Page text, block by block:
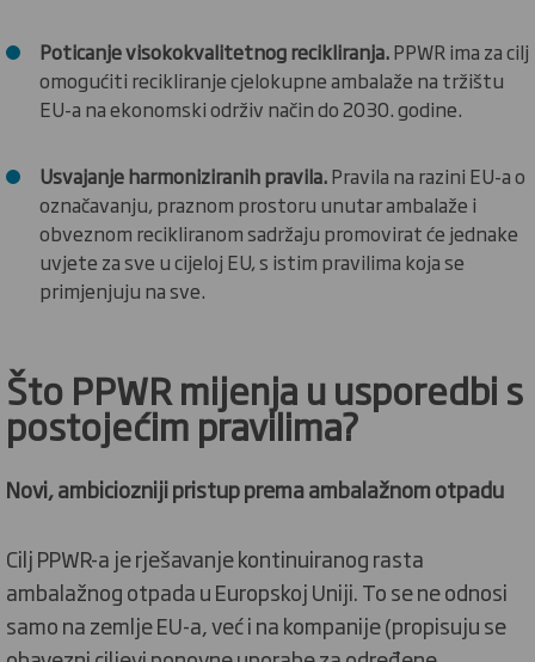
Poticanje visokokvalitetnog recikliranja.PPWR ima za cilj
omogućiti recikliranje cjelokupne ambalaže na tržištu
EU-a na ekonomski održiv način do 2030. godine.
Usvajanje harmoniziranih pravila.Pravila na razini EU-a o
označavanju, praznom prostoru unutar ambalaže i
obveznom recikliranom sadržaju promovirat će jednake
uvjete za sve u cijeloj EU, s istim pravilima koja se
primjenjuju na sve.
Što PPWR mijenja u usporedbi s
postojećim pravilima?
Novi, ambiciozniji pristup prema ambalažnom otpadu
Cilj PPWR-a je rješavanje kontinuiranog rasta
ambalažnog otpada u Europskoj Uniji.To se ne odnosi
samo na zemlje EU-a, već i na kompanije (propisuju se